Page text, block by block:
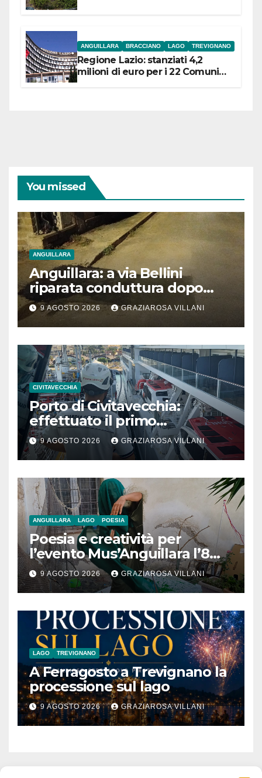
ANGUILLARA BRACCIANO LAGO TREVIGNANO
Regione Lazio: stanziati 4,2
milioni di euro per i 22 Comuni
You missed
ANGUILLARA
Anguillara: a via Bellini
riparata conduttura dopo
segnalazione IdD
9 AGOSTO 2026 GRAZIAROSA VILLANI
CIVITAVECCHIA
Porto di Civitavecchia:
effettuato il primo
rifornimento di GNL ad una
nave da crociera
9 AGOSTO 2026 GRAZIAROSA VILLANI
ANGUILLARA LAGO POESIA
Poesia e creatività per
l’evento Mus’Anguillara l’8
agosto 2026 al Museo
Contadino
9 AGOSTO 2026 GRAZIAROSA VILLANI
LAGO TREVIGNANO
A Ferragosto a Trevignano la
processione sul lago
9 AGOSTO 2026 GRAZIAROSA VILLANI